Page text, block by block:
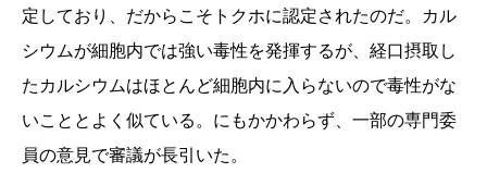
定しており、だからこそトクホに認定されたのだ。カル
シウムが細胞内では強い毒性を発揮するが、経口摂取し
たカルシウムはほとんど細胞内に入らないので毒性がな
いこととよく似ている。にもかかわらず、一部の専門委
員の意見で審議が長引いた。